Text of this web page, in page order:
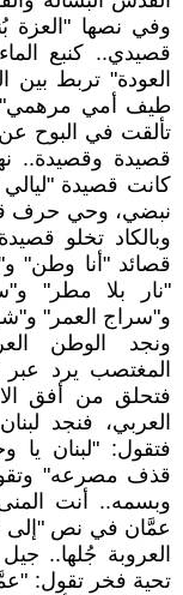
وفي نصها
قصيدي.. كنبع
العودة" تربط
طيف أمي مرهمي"،
تألقت في البوح
قصيدة وقصيدة..
كانت قصيدة "ليالي
نبضي، وحي حرف
وبالكاد تخلو
قصائد "أنا وطن"
"نار بلا مطر"
و"سراج العمر"
ونجد الوطن
المغتصب يرد
فتحلق من أفق
العربي، فنجد
فتقول: "لبنان يا
قذف مصرعه"
وبسمه.. أنت
عمَّان في نص "إلى
العروبة جُلها..
تحية فخر تقول: